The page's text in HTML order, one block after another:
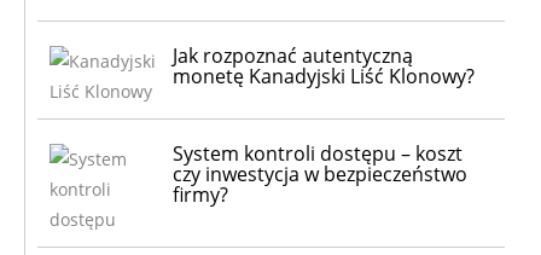
Jak rozpoznać autentyczną
monetę Kanadyjski Liść Klonowy?
System kontroli dostępu – koszt
czy inwestycja w bezpieczeństwo
firmy?